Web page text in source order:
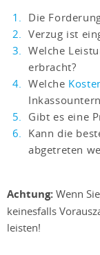
Die
Verzug ist
Welche
erbracht?
Welche
Gibt es eine
Kann die
abgetreten
Achtung: Wenn
keinesfalls
leisten!